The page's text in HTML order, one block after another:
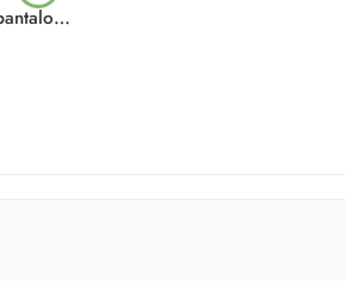
Ensemble chemise et pantalon motig bogolan bleu